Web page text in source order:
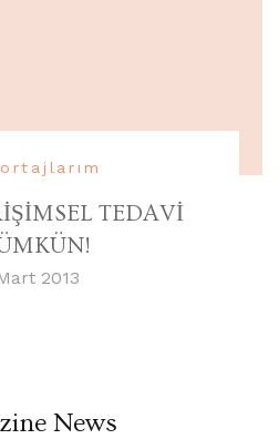
TEDAVİ
2013
News